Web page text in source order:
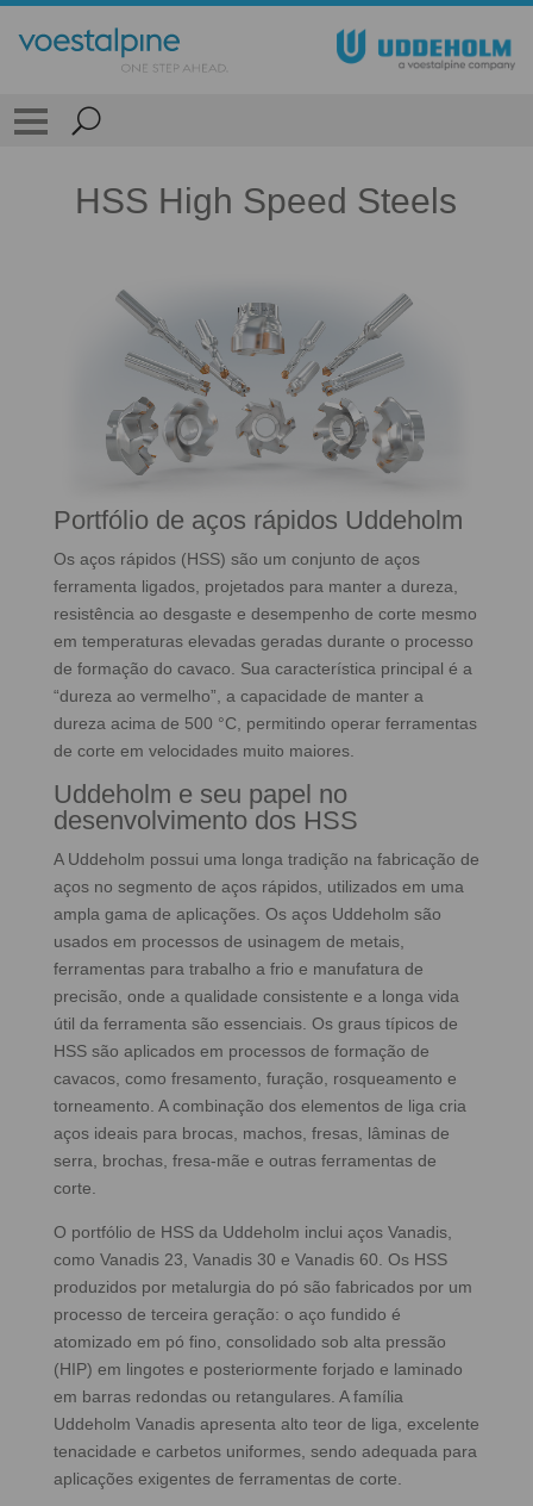
HSS High Speed Steels
Portfólio de aços rápidos Uddeholm
Os aços rápidos (HSS) são um conjunto de aços
ferramenta ligados, projetados para manter a dureza,
resistência ao desgaste e desempenho de corte mesmo
em temperaturas elevadas geradas durante o processo
de formação do cavaco. Sua característica principal é a
“dureza ao vermelho”, a capacidade de manter a
dureza acima de 500 °C, permitindo operar ferramentas
de corte em velocidades muito maiores.
Uddeholm e seu papel no
desenvolvimento dos HSS
A Uddeholm possui uma longa tradição na fabricação de
aços no segmento de aços rápidos, utilizados em uma
ampla gama de aplicações. Os aços Uddeholm são
usados em processos de usinagem de metais,
ferramentas para trabalho a frio e manufatura de
precisão, onde a qualidade consistente e a longa vida
útil da ferramenta são essenciais. Os graus típicos de
HSS são aplicados em processos de formação de
cavacos, como fresamento, furação, rosqueamento e
torneamento. A combinação dos elementos de liga cria
aços ideais para brocas, machos, fresas, lâminas de
serra, brochas, fresa‑mãe e outras ferramentas de
corte.
O portfólio de HSS da Uddeholm inclui aços Vanadis,
como Vanadis 23, Vanadis 30 e Vanadis 60. Os HSS
produzidos por metalurgia do pó são fabricados por um
processo de terceira geração: o aço fundido é
atomizado em pó fino, consolidado sob alta pressão
(HIP) em lingotes e posteriormente forjado e laminado
em barras redondas ou retangulares. A família
Uddeholm Vanadis apresenta alto teor de liga, excelente
tenacidade e carbetos uniformes, sendo adequada para
aplicações exigentes de ferramentas de corte.